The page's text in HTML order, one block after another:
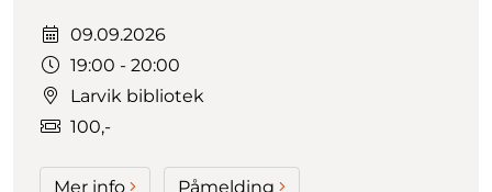
Dato:
09.09.2026
Tidspunkt:
19:00 - 20:00
Larvik bibliotek
100,-
Mer info Påmelding